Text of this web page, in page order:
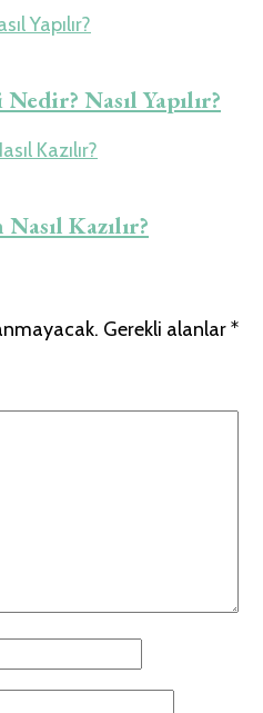
Nasıl Yapılır?
Kazılır?
Gerekli alanlar*